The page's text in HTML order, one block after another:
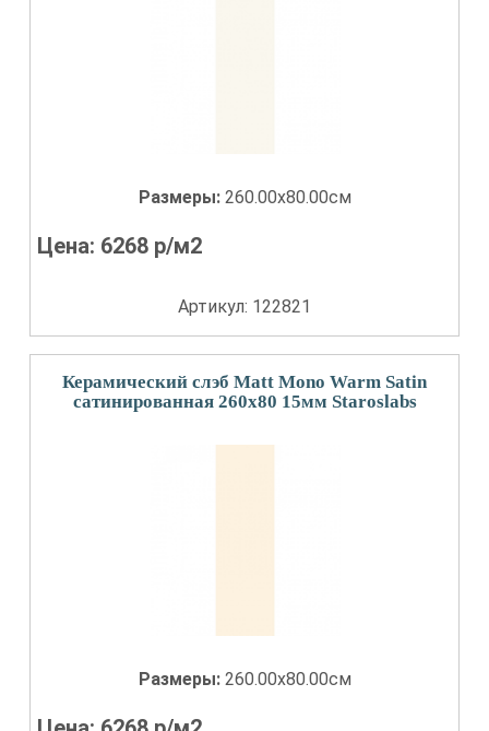
Размеры: 260.00x80.00см
Цена: 6268 р/м2
Артикул: 122821
Керамический слэб Matt Mono Warm Satin
сатинированная 260x80 15мм Staroslabs
Размеры: 260.00x80.00см